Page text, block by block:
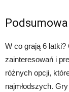
W co grają 6 latki?
zainteresowań i
różnych opcji,
najmłodszych.